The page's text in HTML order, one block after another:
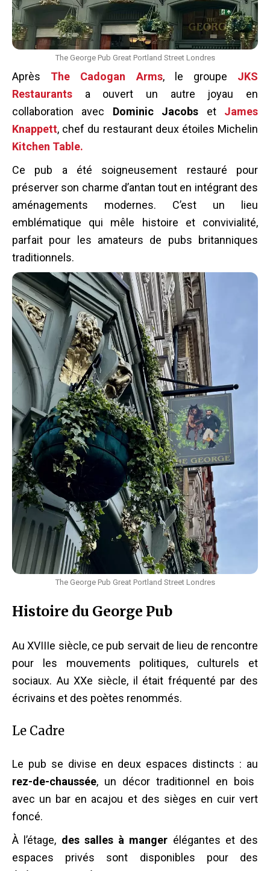
The George Pub Great Portland Street Londres
Après The Cadogan Arms, le groupe JKS
Restaurants a ouvert un autre joyau en
collaboration avec Dominic Jacobs et James
Knappett, chef du restaurant deux étoiles Michelin
Kitchen Table.
Ce pub a été soigneusement restauré pour
préserver son charme d’antan tout en intégrant des
aménagements modernes. C’est un lieu
emblématique qui mêle histoire et convivialité,
parfait pour les amateurs de pubs britanniques
traditionnels.
The George Pub Great Portland Street Londres
Histoire du George Pub
Au XVIIIe siècle, ce pub servait de lieu de rencontre
pour les mouvements politiques, culturels et
sociaux. Au XXe siècle, il était fréquenté par des
écrivains et des poètes renommés.
Le Cadre
Le pub se divise en deux espaces distincts : au
rez-de-chaussée, un décor traditionnel en bois
avec un bar en acajou et des sièges en cuir vert
foncé.
À l’étage, des salles à manger élégantes et des
espaces privés sont disponibles pour des